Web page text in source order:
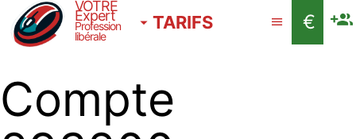
VOTRE
Expert
Profession
libérale
TARIFS €
Compte